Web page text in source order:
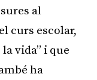
al
curs escolar,
vida” i que
ha